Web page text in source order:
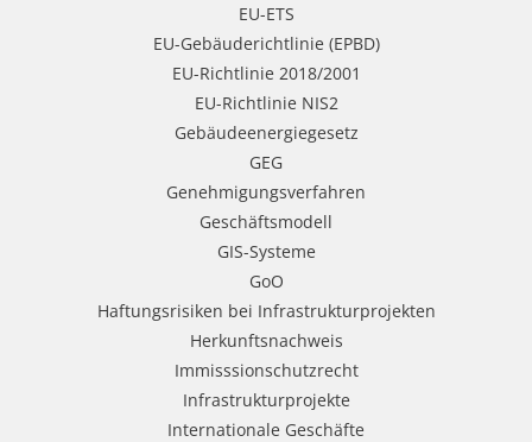
EU-ETS
EU-Gebäuderichtlinie (EPBD)
EU-Richtlinie 2018/2001
EU-Richtlinie NIS2
Gebäudeenergiegesetz
GEG
Genehmigungsverfahren
Geschäftsmodell
GIS-Systeme
GoO
Haftungsrisiken bei Infrastrukturprojekten
Herkunftsnachweis
Immisssionschutzrecht
Infrastrukturprojekte
Internationale Geschäfte